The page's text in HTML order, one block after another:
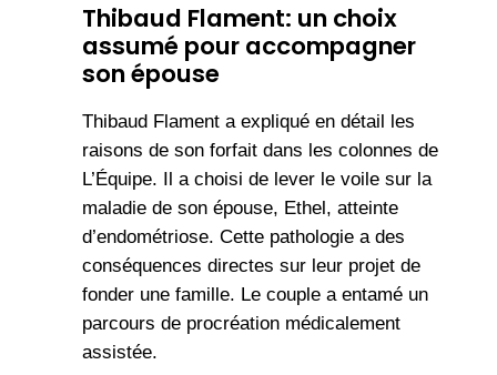
Thibaud Flament: un choix
assumé pour accompagner
son épouse
Thibaud Flament a expliqué en détail les
raisons de son forfait dans les colonnes de
L’Équipe. Il a choisi de lever le voile sur la
maladie de son épouse, Ethel, atteinte
d’endométriose. Cette pathologie a des
conséquences directes sur leur projet de
fonder une famille. Le couple a entamé un
parcours de procréation médicalement
assistée.